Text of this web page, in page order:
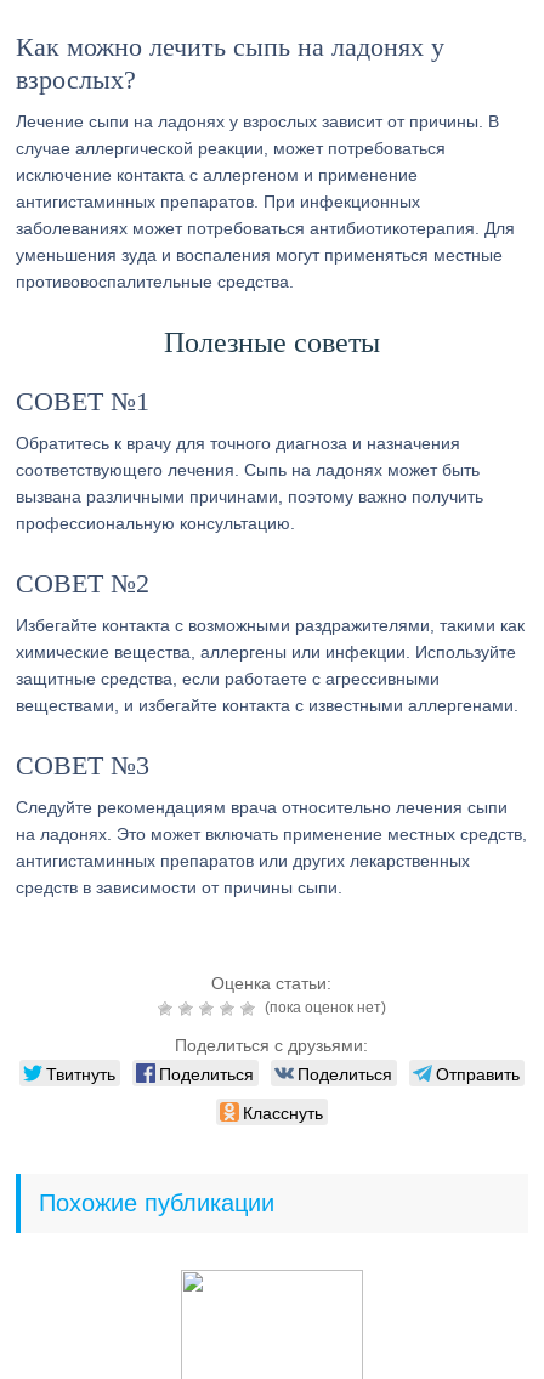
Как можно лечить сыпь на ладонях у
взрослых?
Лечение сыпи на ладонях у взрослых зависит от причины. В
случае аллергической реакции, может потребоваться
исключение контакта с аллергеном и применение
антигистаминных препаратов. При инфекционных
заболеваниях может потребоваться антибиотикотерапия. Для
уменьшения зуда и воспаления могут применяться местные
противовоспалительные средства.
Полезные советы
СОВЕТ №1
Обратитесь к врачу для точного диагноза и назначения
соответствующего лечения. Сыпь на ладонях может быть
вызвана различными причинами, поэтому важно получить
профессиональную консультацию.
СОВЕТ №2
Избегайте контакта с возможными раздражителями, такими как
химические вещества, аллергены или инфекции. Используйте
защитные средства, если работаете с агрессивными
веществами, и избегайте контакта с известными аллергенами.
СОВЕТ №3
Следуйте рекомендациям врача относительно лечения сыпи
на ладонях. Это может включать применение местных средств,
антигистаминных препаратов или других лекарственных
средств в зависимости от причины сыпи.
Оценка статьи:
(пока оценок нет)
Поделиться с друзьями:
Твитнуть Поделиться Поделиться
Отправить
Класснуть
Похожие публикации